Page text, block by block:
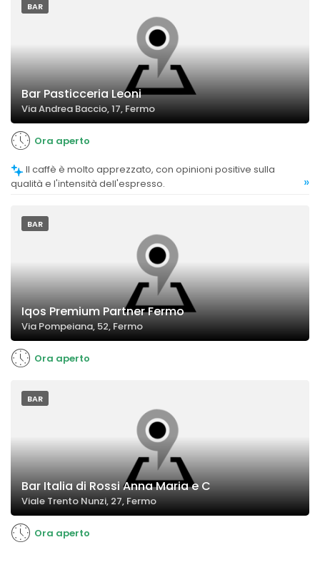
BAR
Bar Pasticceria Leoni
Via Andrea Baccio, 17, Fermo
Ora aperto
qualità e l'intensità dell'espresso.
»
BAR
Iqos Premium Partner Fermo
Via Pompeiana, 52, Fermo
Ora aperto
BAR
Bar Italia di Rossi Anna Maria e C
Viale Trento Nunzi, 27, Fermo
Ora aperto